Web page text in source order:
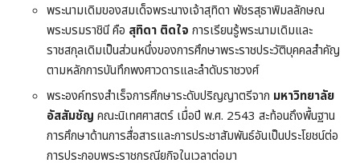
พระนามเดิมของสมเด็จพระนางเจ้าสุทิดา พัชรสุธาพิมลลักษณ
พระบรมราชินี คือ สุทิดา ติดใจ การเรียนรู้พระนามเดิมและ
ราชสกุลเดิมเป็นส่วนหนึ่งของการศึกษาพระราชประวัติบุคคลสำคัญ
ตามหลักการบันทึกพงศาวดารและลำดับราชวงศ์
พระองค์ทรงสำเร็จการศึกษาระดับปริญญาตรีจาก มหาวิทยาลัย
อัสสัมชัญ คณะนิเทศศาสตร์ เมื่อปี พ.ศ. 2543 สะท้อนถึงพื้นฐาน
การศึกษาด้านการสื่อสารและการประชาสัมพันธ์อันเป็นประโยชน์ต่อ
การประกอบพระราชกรณียกิจในเวลาต่อมา